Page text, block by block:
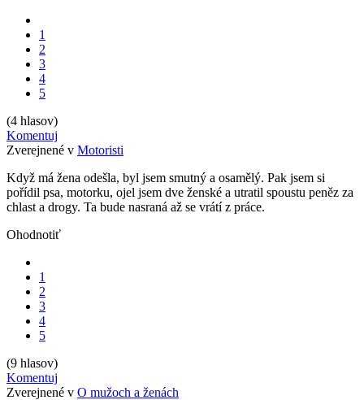
1
2
3
4
5
(4 hlasov)
Komentuj
Zverejnené v Motoristi
Když má žena odešla, byl jsem smutný a osamělý. Pak jsem si
pořídil psa, motorku, ojel jsem dve ženské a utratil spoustu peněz za
chlast a drogy. Ta bude nasraná až se vrátí z práce.
Ohodnotiť
1
2
3
4
5
(9 hlasov)
Komentuj
Zverejnené v O mužoch a ženách